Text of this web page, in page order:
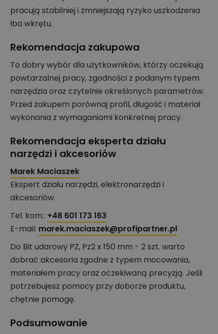
pracują stabilniej i zmniejszają ryzyko uszkodzenia
łba wkrętu.
Rekomendacja zakupowa
To dobry wybór dla użytkowników, którzy oczekują
powtarzalnej pracy, zgodności z podanym typem
narzędzia oraz czytelnie określonych parametrów.
Przed zakupem porównaj profil, długość i materiał
wykonania z wymaganiami konkretnej pracy.
Rekomendacja eksperta działu
narzędzi i akcesoriów
Marek Maciaszek
Ekspert działu narzędzi, elektronarzędzi i
akcesoriów
Tel. kom.: +48 601 173 163
E-mail: marek.maciaszek@profipartner.pl
Do Bit udarowy PZ, Pz2 x 150 mm - 2 szt. warto
dobrać akcesoria zgodne z typem mocowania,
materiałem pracy oraz oczekiwaną precyzją. Jeśli
potrzebujesz pomocy przy doborze produktu,
chętnie pomogę.
Podsumowanie